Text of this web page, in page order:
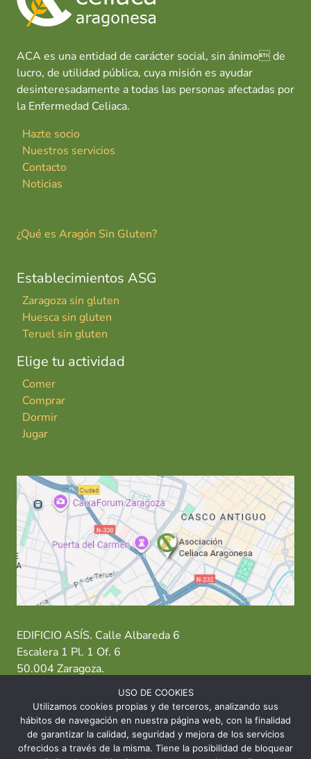
ACA es una entidad de carácter social, sin ánimo de
lucro, de utilidad pública, cuya misión es ayudar
desinteresadamente a todas las personas afectadas por
la Enfermedad Celiaca.
Hazte socio
Nuestros servicios
Contacto
Noticias
¿Qué es Aragón Sin Gluten?
Establecimientos ASG
Zaragoza sin gluten
Huesca sin gluten
Teruel sin gluten
Elige tu actividad
Comer
Comprar
Dormir
Jugar
EDIFICIO ASÍS. Calle Albareda 6
Escalera 1 Pl. 1 Of. 6
50.004 Zaragoza.
T: 976 484 949 M: 635 638 563
Sede Zaragoza·Sede Huesca· Sede Teruel
USO DE COOKIES
Utilizamos cookies propias y de terceros, analizando sus
hábitos de navegación en nuestra página web, con la finalidad
de garantizar la calidad, seguridad y mejora de los servicios
ofrecidos a través de la misma. Tiene la posibilidad de bloquear